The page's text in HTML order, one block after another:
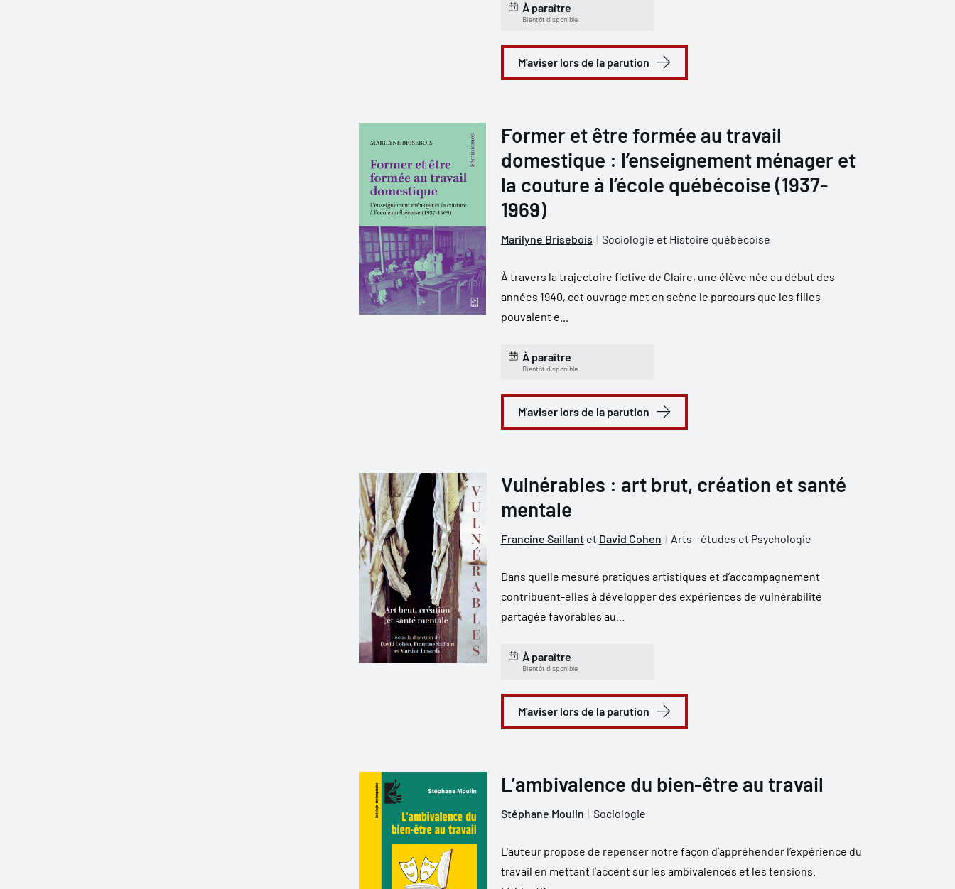
À paraître
Bientôt disponible
M'aviser lors de la parution
Former et être formée au travail
domestique : l’enseignement ménager et
la couture à l’école québécoise (1937-
1969)
Marilyne Brisebois Sociologie et Histoire québécoise
À travers la trajectoire fictive de Claire, une élève née au début des
années 1940, cet ouvrage met en scène le parcours que les filles
pouvaient e...
À paraître
Bientôt disponible
M'aviser lors de la parution
Vulnérables : art brut, création et santé
mentale
Francine Saillantet David Cohen Arts - études et Psychologie
Dans quelle mesure pratiques artistiques et d’accompagnement
contribuent-elles à développer des expériences de vulnérabilité
partagée favorables au...
À paraître
Bientôt disponible
M'aviser lors de la parution
L’ambivalence du bien-être au travail
Stéphane Moulin Sociologie
L'auteur propose de repenser notre façon d’appréhender l’expérience du
travail en mettant l’accent sur les ambivalences et les tensions.